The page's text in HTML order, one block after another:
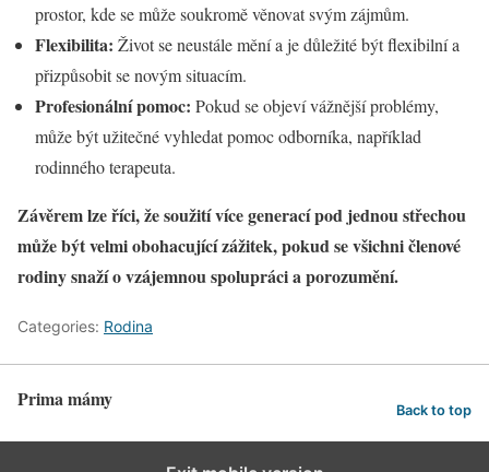
prostor, kde se může soukromě věnovat svým zájmům.
Flexibilita: Život se neustále mění a je důležité být flexibilní a
přizpůsobit se novým situacím.
Profesionální pomoc: Pokud se objeví vážnější problémy,
může být užitečné vyhledat pomoc odborníka, například
rodinného terapeuta.
Závěrem lze říci, že soužití více generací pod jednou střechou
může být velmi obohacující zážitek, pokud se všichni členové
rodiny snaží o vzájemnou spolupráci a porozumění.
Categories: Rodina
Prima mámy Back to top